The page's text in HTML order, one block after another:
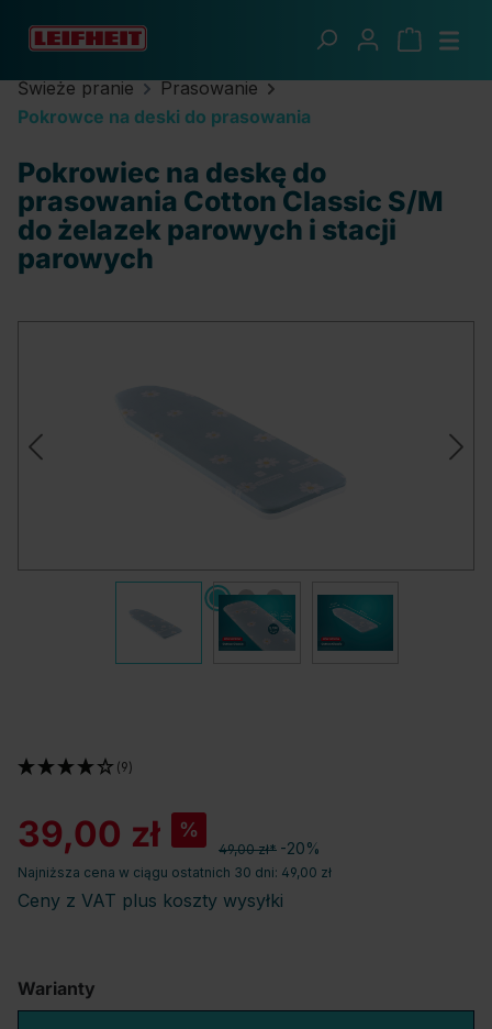
Przejdź do głównej zawartości
Świeże pranie
Prasowanie
Pokrowce na deski do prasowania
Pokrowiec na deskę do
prasowania Cotton Classic S/M
do żelazek parowych i stacji
parowych
39,00 zł %
49,00 zł* -20%
Najniższa cena w ciągu ostatnich 30 dni: 49,00 zł
Ceny z VAT plus koszty wysyłki
(9)
Warianty